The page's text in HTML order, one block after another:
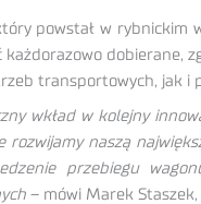
powstał w rybnickim
transportowych, jak
wkład w kolejny
naszą
przebiegu
– mówi Marek